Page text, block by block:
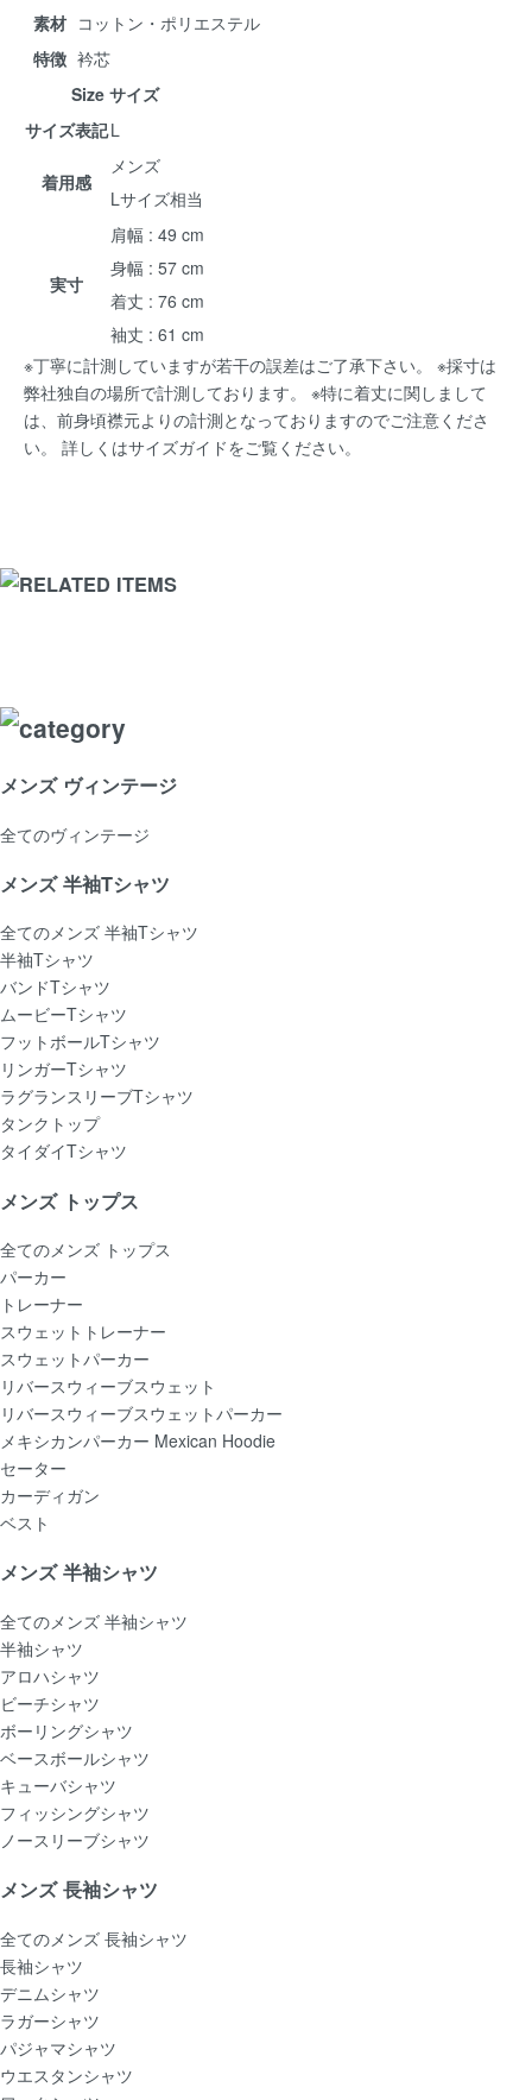
素材 コットン・ポリエステル
特徴 衿芯
Size サイズ
サイズ表記L
着用感
メンズ
Lサイズ相当
実寸
肩幅 : 49 cm
身幅 : 57 cm
着丈 : 76 cm
袖丈 : 61 cm
※丁寧に計測していますが若干の誤差はご了承下さい。 ※採寸は
弊社独自の場所で計測しております。 ※特に着丈に関しまして
は、前身頃襟元よりの計測となっておりますのでご注意くださ
い。 詳しくはサイズガイドをご覧ください。
メンズ ヴィンテージ
全てのヴィンテージ
メンズ 半袖Tシャツ
全てのメンズ 半袖Tシャツ
半袖Tシャツ
バンドTシャツ
ムービーTシャツ
フットボールTシャツ
リンガーTシャツ
ラグランスリーブTシャツ
タンクトップ
タイダイTシャツ
メンズ トップス
全てのメンズ トップス
パーカー
トレーナー
スウェットトレーナー
スウェットパーカー
リバースウィーブスウェット
リバースウィーブスウェットパーカー
メキシカンパーカー Mexican Hoodie
セーター
カーディガン
ベスト
メンズ 半袖シャツ
全てのメンズ 半袖シャツ
半袖シャツ
アロハシャツ
ビーチシャツ
ボーリングシャツ
ベースボールシャツ
キューバシャツ
フィッシングシャツ
ノースリーブシャツ
メンズ 長袖シャツ
全てのメンズ 長袖シャツ
長袖シャツ
デニムシャツ
ラガーシャツ
パジャマシャツ
ウエスタンシャツ